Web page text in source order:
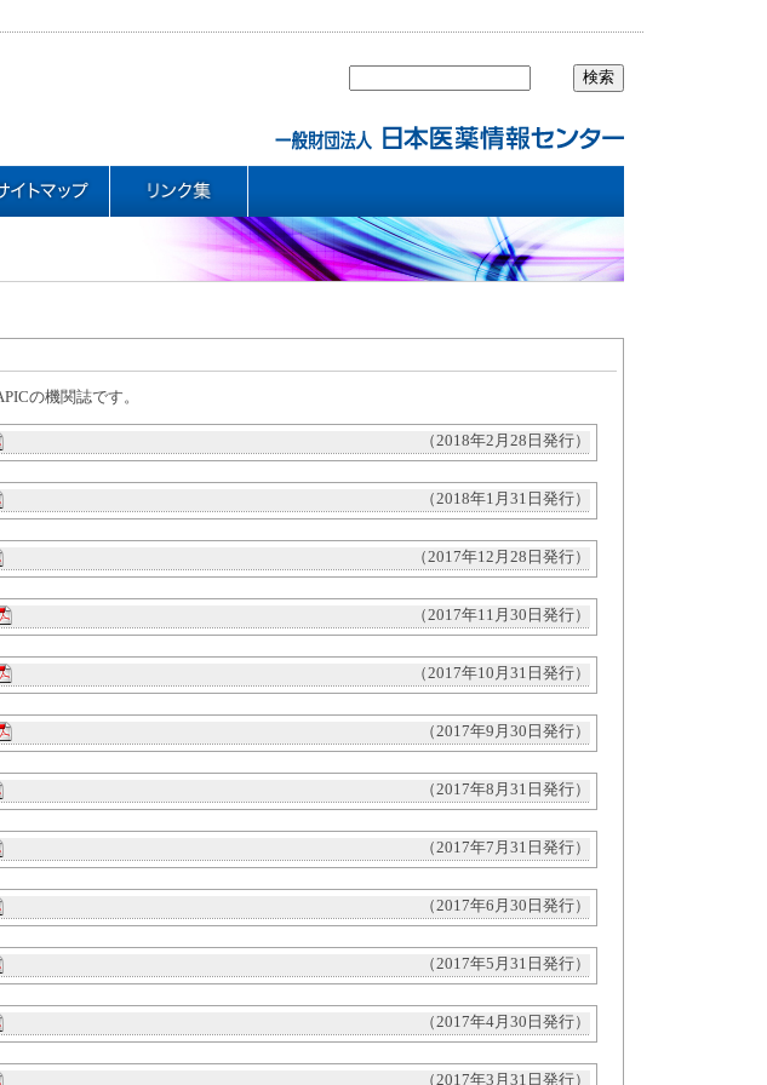
の機関誌です。
（2018年2月28日発行）
（2018年1月31日発行）
（2017年12月28日発行）
（2017年11月30日発行）
（2017年10月31日発行）
（2017年9月30日発行）
（2017年8月31日発行）
（2017年7月31日発行）
（2017年6月30日発行）
（2017年5月31日発行）
（2017年4月30日発行）
（2017年3月31日発行）